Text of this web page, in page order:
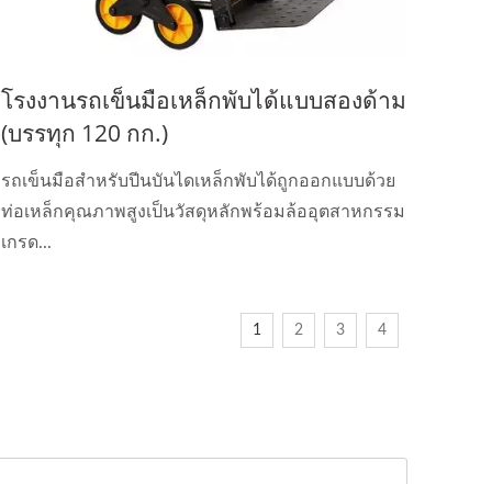
โรงงานรถเข็นมือเหล็กพับได้แบบสองด้าม
(บรรทุก 120 กก.)
รถเข็นมือสำหรับปีนบันไดเหล็กพับได้ถูกออกแบบด้วย
ท่อเหล็กคุณภาพสูงเป็นวัสดุหลักพร้อมล้ออุตสาหกรรม
เกรด...
1 2 3 4